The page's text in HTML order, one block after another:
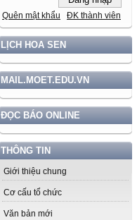
Quên mật khẩu ĐK thành viên
LỊCH HOA SEN
MAIL.MOET.EDU.VN
ĐỌC BÁO ONLINE
THÔNG TIN
Giới thiệu chung
Cơ cấu tổ chức
Văn bản mới